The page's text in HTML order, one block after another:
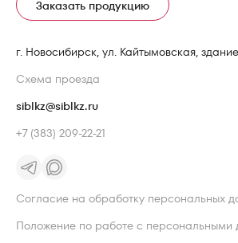
Заказать продукцию
г. Новосибирск, ул. Кайтымовская,
Схема проезда
siblkz@siblkz.ru
+7 (383) 209-22-21
Согласие на обработку персональных
Положение по работе с персональными